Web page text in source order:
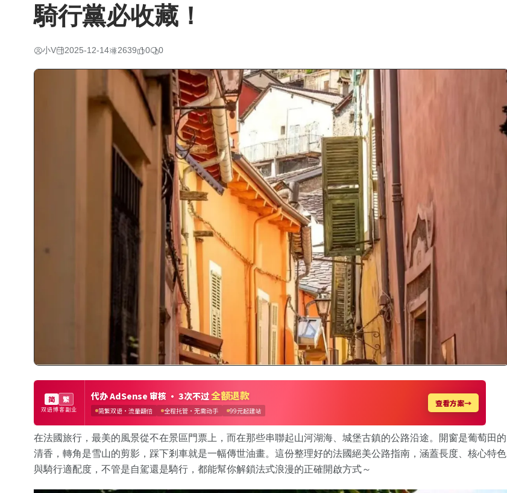
騎行黨必收藏！
小V 2025-12-14 2639 0 0
在法國旅行，最美的風景從不在景區門票上，而在那些串聯起山河湖海、城堡古鎮的公路沿途。開窗是葡萄田的
清香，轉角是雪山的剪影，踩下剎車就是一幅傳世油畫。這份整理好的法國絕美公路指南，涵蓋長度、核心特色
與騎行適配度，不管是自駕還是騎行，都能幫你解鎖法式浪漫的正確開啟方式～